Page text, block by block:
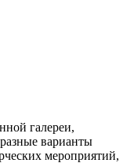
галереи,
варианты
мероприятий,